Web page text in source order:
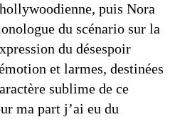
puis Nora
du scénario sur la
du désespoir
et larmes, destinées
sublime de ce
ma part j’ai eu du